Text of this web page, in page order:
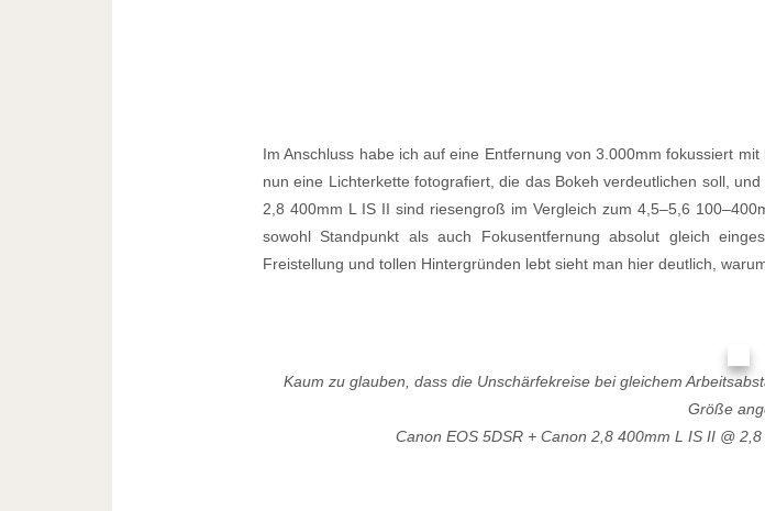
Im Anschluss habe ich auf eine Entfernung von 3.000mm fokussiert
nun eine Lichterkette fotografiert, die das Bokeh verdeutlichen soll,
2,8 400mm L IS II sind riesengroß im Vergleich zum 4,5–5,6
sowohl Standpunkt als auch Fokusentfernung absolut gleich
Freistellung und tollen Hintergründen lebt sieht man hier deutlich,
Kaum zu glauben, dass die Unschärfekreise bei gleichem
Größe
Canon EOS 5DSR + Canon 2,8 400mm L IS II @ 2,8